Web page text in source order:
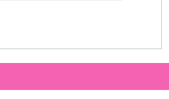
います。また商品によって発送